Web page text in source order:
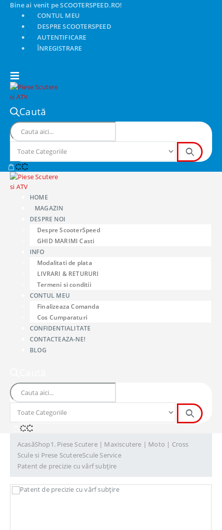
Bine ai venit pe SCOOTERSPEED.RO!
CONTUL MEU
DESPRE SCOOTERSPEED
AUTENTIFICARE
ÎNREGISTRARE
Caută
HOME
MAGAZIN
DESPRE NOI
Despre ScooterSpeed
GHID MARIMI Casti
INFO
Modalitati de plata
LIVRARI & RETURURI
Termeni si conditii
CONTUL MEU
Finalizeaza Comanda
Cos Cumparaturi
CONFIDENTIALITATE
CONTACTEAZA-NE!
BLOG
AcasăShop1. Piese Scutere | Maxiscutere | Moto | Cross
Scule si Prese ScutereScule Service
Patent de precizie cu vârf subțire